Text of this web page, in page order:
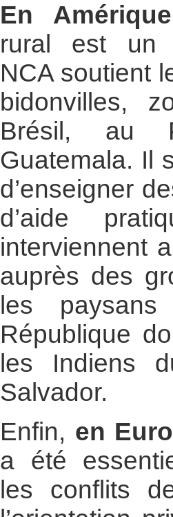
En
rural est un
NCA soutient
bidonvilles,
Brésil, au
Guatemala. Il
d’enseigner
d’aide
interviennent
auprès des
les
République
les Indiens
Salvador.
Enfin, en
a été
les conflits